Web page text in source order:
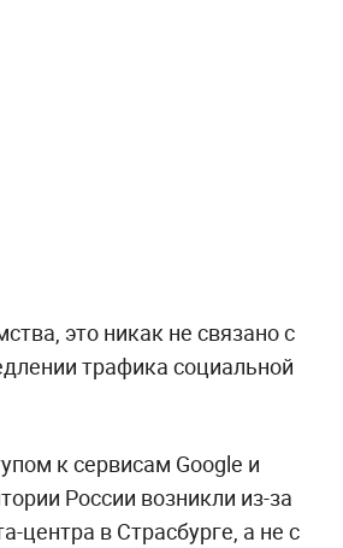
это никак не связано с
трафика социальной
к сервисам Google и
России возникли из-за
центра в Страсбурге, а не с